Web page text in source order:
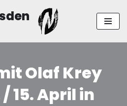
Olaf Krey
15. April in